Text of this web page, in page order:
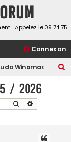
Appelez le 09 74 75
Connexion
Winamax
/ 2026
Rechercher